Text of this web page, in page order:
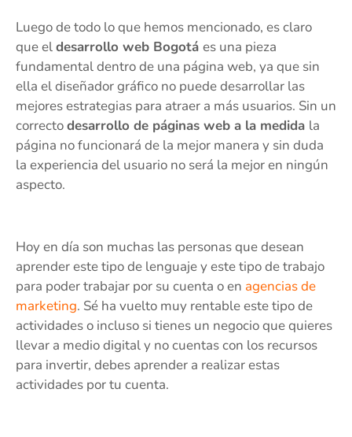
Luego de todo lo que hemos mencionado, es claro
que eldesarrollo web Bogotá es una pieza
fundamental dentro de una página web, ya que sin
ella el diseñador gráfico no puede desarrollar las
mejores estrategias para atraer a más usuarios. Sin un
correctodesarrollo de páginas web a la medida la
página no funcionará de la mejor manera y sin duda
la experiencia del usuario no será la mejor en ningún
aspecto.
Hoy en día son muchas las personas que desean
aprender este tipo de lenguaje y este tipo de trabajo
para poder trabajar por su cuenta o en agencias de
marketing. Sé ha vuelto muy rentable este tipo de
actividades o incluso si tienes un negocio que quieres
llevar a medio digital y no cuentas con los recursos
para invertir, debes aprender a realizar estas
actividades por tu cuenta.